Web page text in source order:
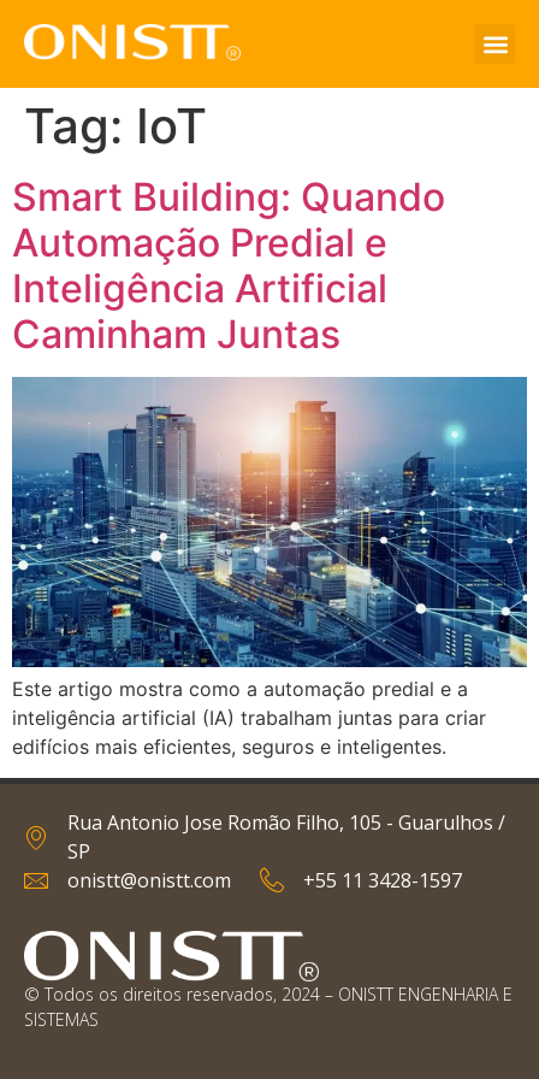
Tag: IoT
Smart Building: Quando
Automação Predial e
Inteligência Artificial
Caminham Juntas
Este artigo mostra como a automação predial e a
inteligência artificial (IA) trabalham juntas para criar
edifícios mais eficientes, seguros e inteligentes.
Rua Antonio Jose Romão Filho, 105 - Guarulhos /
SP
onistt@onistt.com
+55 11 3428-1597
© Todos os direitos reservados, 2024 – ONISTT ENGENHARIA E
SISTEMAS